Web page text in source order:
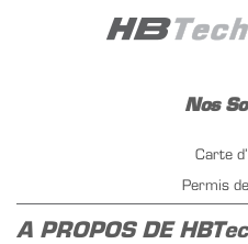
Nos
Carte
Permis
A PROPOS DE